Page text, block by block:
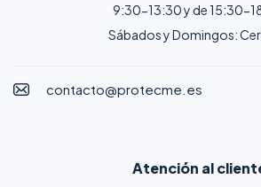
9:30-13:30 y de 15:30-
Sábados y Domingos:
contacto@protecme.es
Atención al